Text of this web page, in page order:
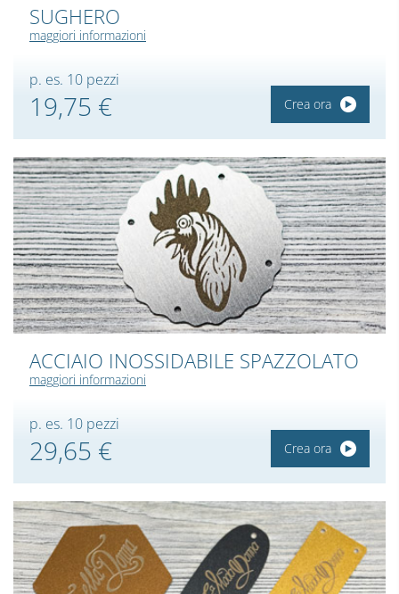
SUGHERO
maggiori informazioni
p. es. 10 pezzi
19,75 € Crea ora
ACCIAIO INOSSIDABILE SPAZZOLATO
maggiori informazioni
p. es. 10 pezzi
29,65 € Crea ora